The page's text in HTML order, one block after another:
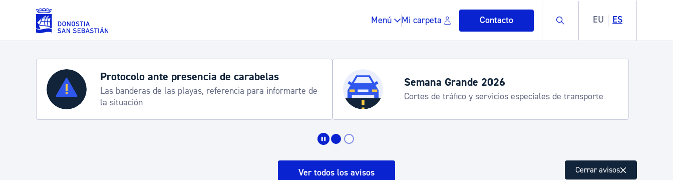
Saltar al contenido principal
Menú Mi carpeta Contacto Buscar EU ES
Servicios
Padrón y asuntos personales
Protocolo ante presencia de carabelas
Las banderas de las playas, referencia para informarte de
la situación
Semana Grande 2026
Cortes de tráfico y servicios especiales de transporte
Ver todos los avisos Cerrar avisos